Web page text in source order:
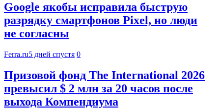
Google якобы исправила быструю
разрядку смартфонов Pixel, но люди
не согласны
Ferra.ru5 дней спустя 0
Призовой фонд The International 2026
превысил $ 2 млн за 20 часов после
выхода Компендиума